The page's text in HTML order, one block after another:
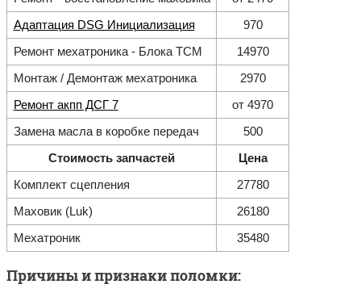
Адаптация DSG Инициализация
970
Ремонт мехатроника - Блока ТСМ
14970
Монтаж / Демонтаж мехатроника
2970
Ремонт акпп ДСГ 7
от 4970
Замена масла в коробке передач
500
Стоимость запчастей
Цена
Комплект сцепления
27780
Маховик (Luk)
26180
Мехатроник
35480
Причины и признаки поломки: